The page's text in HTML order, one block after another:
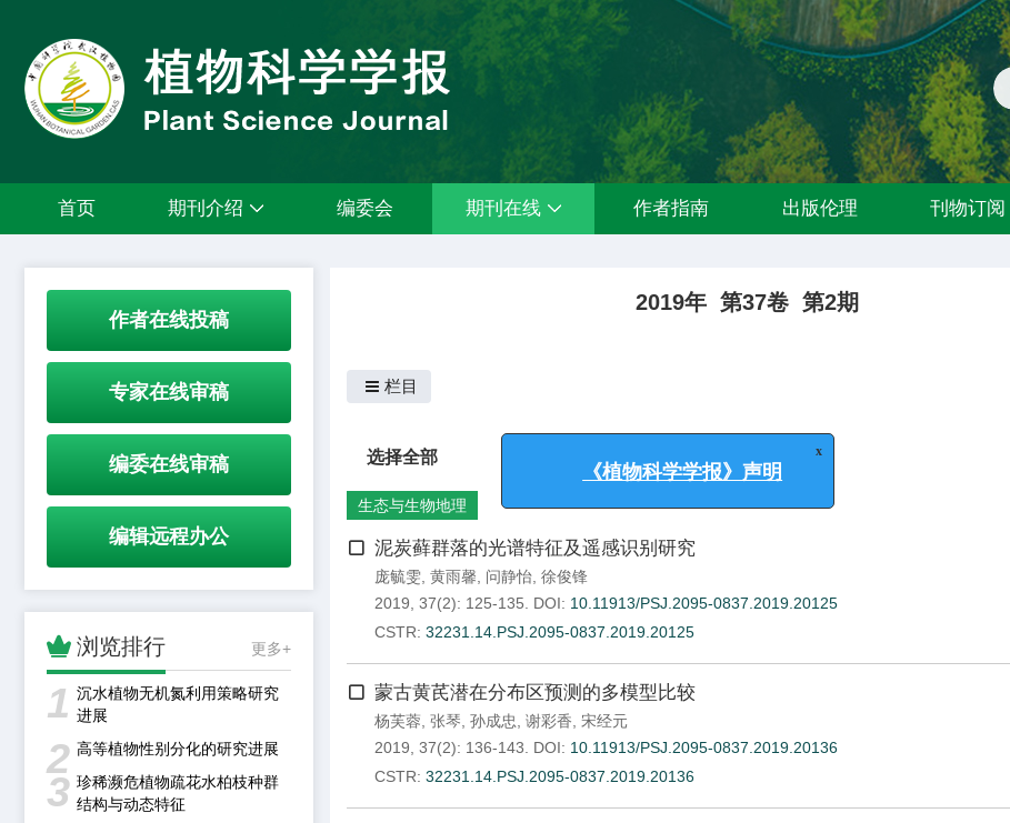
首页 期刊介绍 编委会 期刊在线 作者指南 出版伦理 刊物订阅
作者在线投稿
专家在线审稿
编委在线审稿
编辑远程办公
 浏览排行 更多+
1 沉水植物无机氮利用策略研究
进展
2 高等植物性别分化的研究进展
3 珍稀濒危植物疏花水柏枝种群
结构与动态特征
2019年 第37卷 第2期
栏目
选择全部
生态与生物地理
泥炭藓群落的光谱特征及遥感识别研究
庞毓雯 黄雨馨 问静怡 徐俊锋
2019, 37(2): 125-135.
DOI: 10.11913/PSJ.2095-0837.2019.20125
CSTR: 32231.14.PSJ.2095-0837.2019.20125
蒙古黄芪潜在分布区预测的多模型比较
杨芙蓉 张琴 孙成忠 谢彩香 宋经元
2019, 37(2): 136-143.
DOI: 10.11913/PSJ.2095-0837.2019.20136
CSTR: 32231.14.PSJ.2095-0837.2019.20136